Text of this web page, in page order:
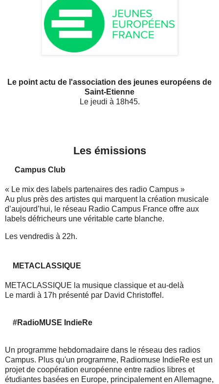
Le point actu de l'association des jeunes européens de
Saint-Etienne
Le jeudi à 18h45.
Les émissions
Campus Club
« Le mix des labels partenaires des radio Campus »
Au plus près des artistes qui marquent la création musicale
d’aujourd’hui, le réseau Radio Campus France offre aux
labels défricheurs une véritable carte blanche.
Les vendredis à 22h.
METACLASSIQUE
METACLASSIQUE la musique classique et au-delà
Le mardi à 17h présenté par David Christoffel.
#RadioMUSE IndieRe
Un programme hebdomadaire dans le réseau des radios
Campus. Plus qu'un programme, Radiomuse IndieRe est un
projet de coopération européenne entre radios libres et
étudiantes basées en Europe, principalement en Allemagne,